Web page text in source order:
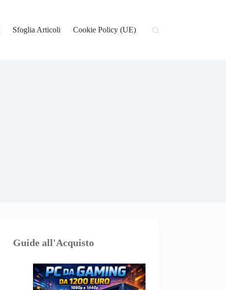
Sfoglia Articoli Cookie Policy (UE)
Guide all'Acquisto